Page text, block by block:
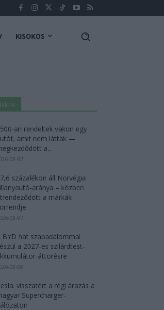
KISOKOS
an rendeltek vakon egy
amit nem láttak —
a...
08-07
százalékon áll Norvégia
aránya – közben
a márkák
08-07
BYD hat szabadalommal
a 2027-es szilárdtest-
áttörésre
08-08
visszatért a régi árazás a
Supercharger-